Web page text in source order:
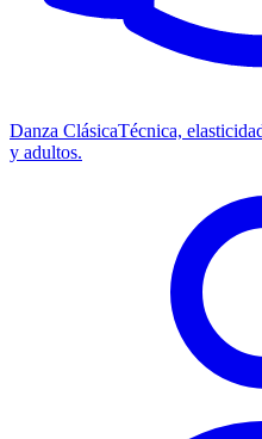
Danza ClásicaTécnica,
y adultos.